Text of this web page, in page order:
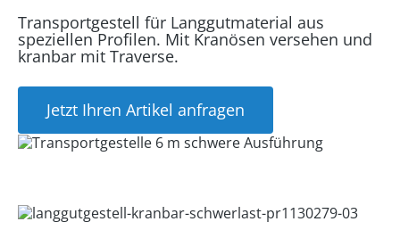
Transportgestell für Langgutmaterial aus
speziellen Profilen. Mit Kranösen versehen und
kranbar mit Traverse.
Jetzt Ihren Artikel anfragen